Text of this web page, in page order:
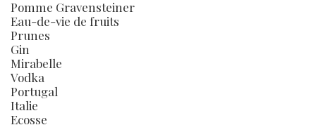
Pomme Gravensteiner
Eau-de-vie de fruits
Prunes
Gin
Mirabelle
Vodka
Portugal
Italie
Ecosse